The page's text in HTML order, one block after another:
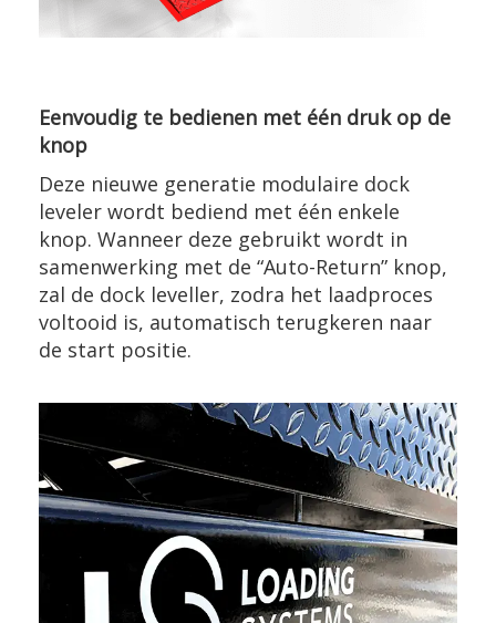
Eenvoudig te bedienen met één druk op de
knop
Deze nieuwe generatie modulaire dock
leveler wordt bediend met één enkele
knop. Wanneer deze gebruikt wordt in
samenwerking met de “Auto-Return” knop,
zal de dock leveller, zodra het laadproces
voltooid is, automatisch terugkeren naar
de start positie.